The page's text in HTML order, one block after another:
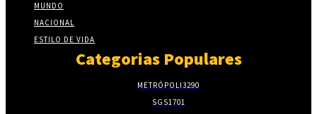
MUNDO
NACIONAL
ESTILO DE VIDA
Categorias Populares
METRÓPOLI3290
SGS1701